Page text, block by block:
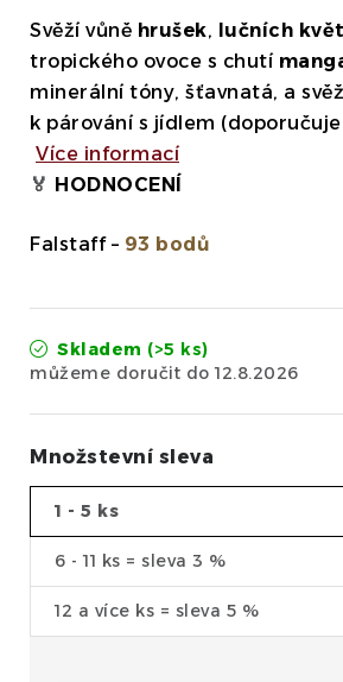
Svěží vůně hrušek, lučních
tropického ovoce s chutí
minerální tóny, šťavnatá, a
k párování s jídlem
Více informací
🏅 HODNOCENÍ
Falstaff – 93 bodů
Skladem (>5 ks)
12.8.2026
Množstevní sleva
1 - 5 ks
6 - 11 ks = sleva 3 %
12 a více ks = sleva 5 %